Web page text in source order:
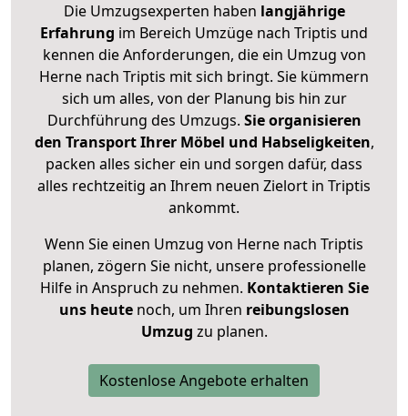
Die Umzugsexperten haben langjährige
Erfahrung im Bereich Umzüge nach Triptis und
kennen die Anforderungen, die ein Umzug von
Herne nach Triptis mit sich bringt. Sie kümmern
sich um alles, von der Planung bis hin zur
Durchführung des Umzugs. Sie organisieren
den Transport Ihrer Möbel und Habseligkeiten,
packen alles sicher ein und sorgen dafür, dass
alles rechtzeitig an Ihrem neuen Zielort in Triptis
ankommt.
Wenn Sie einen Umzug von Herne nach Triptis
planen, zögern Sie nicht, unsere professionelle
Hilfe in Anspruch zu nehmen. Kontaktieren Sie
uns heutenoch, um Ihren reibungslosen
Umzug zu planen.
Kostenlose Angebote erhalten